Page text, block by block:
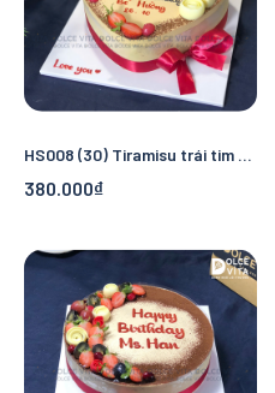
HS008 (30) Tiramisu trái tim vẽ hình mèo Pusheen
380.000₫